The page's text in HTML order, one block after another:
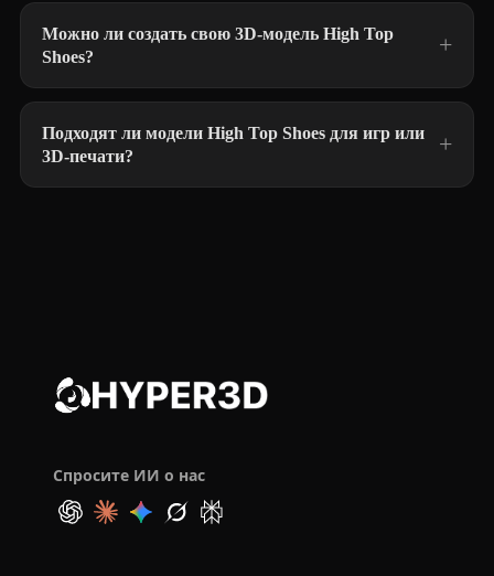
Можно ли создать свою 3D-модель High Top
Shoes?
Подходят ли модели High Top Shoes для игр или
3D-печати?
Спросите ИИ о нас